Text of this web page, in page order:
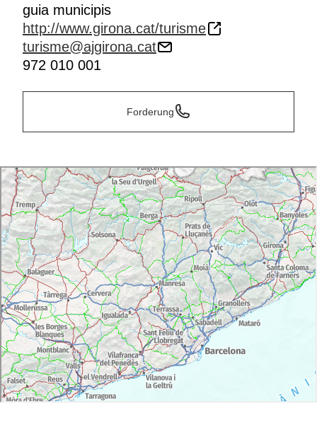
guia municipis
http://www.girona.cat/turisme
turisme@ajgirona.cat
972 010 001
Forderung